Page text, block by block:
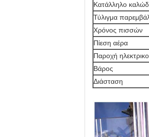
Κατάλληλο
Τύλιγμα
Χρόνος πισσών
Πίεση αέρα
Παροχή
Βάρος
Διάσταση